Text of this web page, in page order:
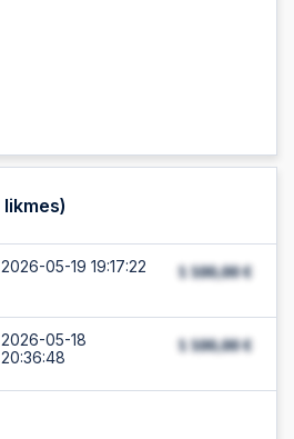
likmes)
2026-05-19 19:17:22
2026-05-18
20:36:48